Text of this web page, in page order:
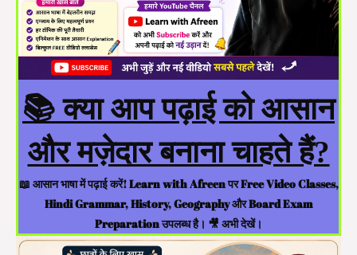
📚 क्या आप पढ़ाई को आसान
और मज़ेदार बनाना चाहते हैं?
📖 आसान भाषा में पढ़ाई करें! Learn with Afreen पर Free Video Classes,
Hindi Grammar, History, Geography और Board Exam
Preparation उपलब्ध है। 🎥 अभी देखें।